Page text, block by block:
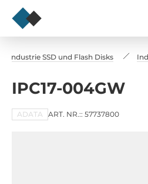
Industrie SSD und Flash Disks
IPC17-004GW
ADATA ART. NR.:: 57737800